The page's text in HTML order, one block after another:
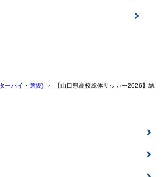
ーハイ・選抜) 【山口県高校総体サッカー2026】結果